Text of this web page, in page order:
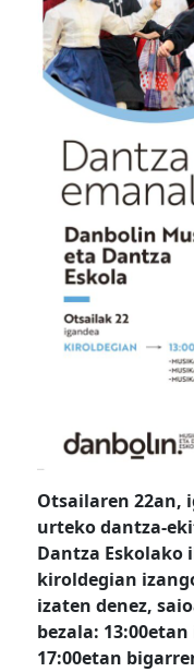
Otsailaren 22an,
urteko dantza-
Dantza Eskolako
kiroldegian
izaten denez,
bezala:
17:00etan